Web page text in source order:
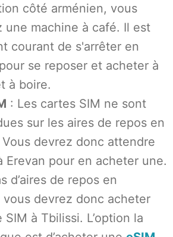
côté arménien, vous
une machine à café. Il est
courant de s'arrêter en
se reposer et acheter à
à boire.
: Les cartes SIM ne sont
sur les aires de repos en
devrez donc attendre
Erevan pour en acheter une.
d’aires de repos en
vous devrez donc acheter
à Tbilissi. L’option la